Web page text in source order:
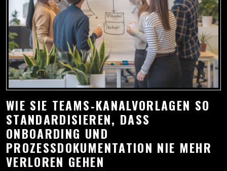
WIE SIE TEAMS‑KANALVORLAGEN SO
STANDARDISIEREN, DASS
ONBOARDING UND
PROZESSDOKUMENTATION NIE MEHR
VERLOREN GEHEN